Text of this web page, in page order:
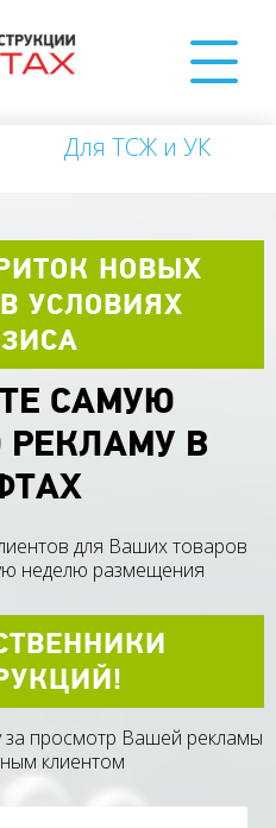
Для ТСЖ и УК
НОВЫХ
УСЛОВИЯХ
САМУЮ
В
для Ваших товаров
неделю размещения
за просмотр Вашей рекламы
клиентом